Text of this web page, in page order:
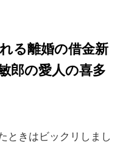
る離婚の借金新
郎の愛人の喜多
ときはビックリしまし